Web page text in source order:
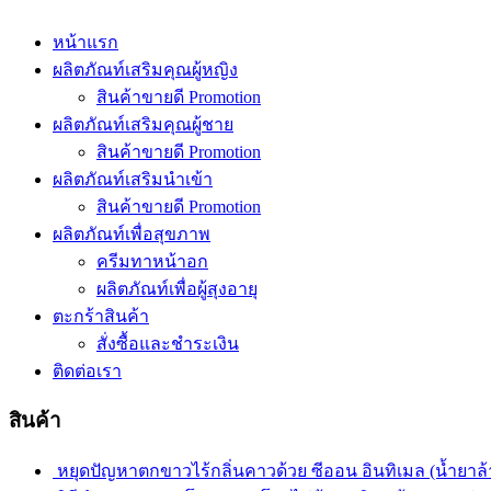
หน้าแรก
ผลิตภัณท์เสริมคุณผู้หญิง
สินค้าขายดี Promotion
ผลิตภัณท์เสริมคุณผู้ชาย
สินค้าขายดี Promotion
ผลิตภัณท์เสริมนำเข้า
สินค้าขายดี Promotion
ผลิตภัณท์เพื่อสุขภาพ
ครีมทาหน้าอก
ผลิตภัณท์เพื่อผู้สุงอายุ
ตะกร้าสินค้า
สั่งซื้อและชำระเงิน
ติดต่อเรา
สินค้า
หยุดปัญหาตกขาวไร้กลิ่นคาวด้วย ซีออน อินทิเมล (น้ำยาล้